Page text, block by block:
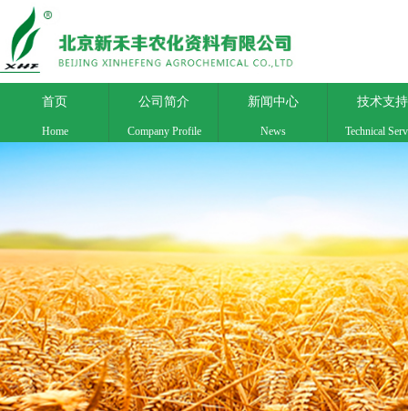
首页 公司简介 新闻中心 技术支持
Home Company Profile News Technical